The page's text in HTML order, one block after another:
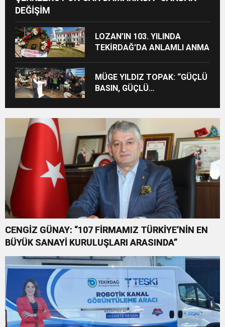
DEĞİŞİM
LOZAN’IN 103. YILINDA
TEKİRDAĞ’DA ANLAMLI ANMA
MÜGE YILDIZ TOPAK: “GÜÇLÜ
BASIN, GÜÇLÜ
TEMİNATIDIR!”
CENGİZ GÜNAY: “107 FİRMAMIZ TÜRKİYE’NİN EN
BÜYÜK SANAYİ KURULUŞLARI ARASINDA”